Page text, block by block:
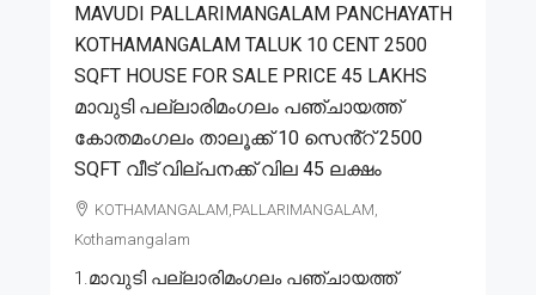
MAVUDI PALLARIMANGALAM PANCHAYATH
KOTHAMANGALAM TALUK 10 CENT 2500
SQFT HOUSE FOR SALE PRICE 45 LAKHS
മാവുടി പല്ലാരിമംഗലം പഞ്ചായത്ത്
കോതമംഗലം താലൂക്ക് 10 സെൻ്റ് 2500
SQFT വീട് വില്പനക്ക് വില 45 ലക്ഷം
KOTHAMANGALAM,PALLARIMANGALAM,
Kothamangalam
1.മാവുടി പല്ലാരിമംഗലം പഞ്ചായത്ത്